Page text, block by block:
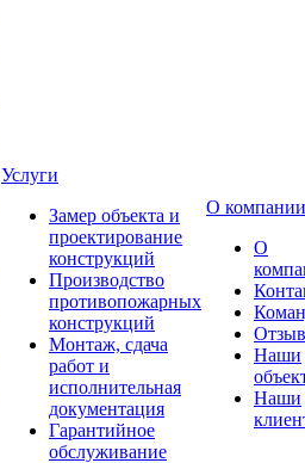
Услуги
Замер объекта и
проектирование
конструкций
Производство
противопожарных
конструкций
Монтаж, сдача
работ и
исполнительная
документация
Гарантийное
обслуживание
О компании
О
Наши
Наши